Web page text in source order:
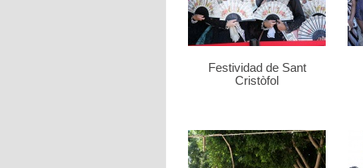
Festividad de Sant
Cristòfol